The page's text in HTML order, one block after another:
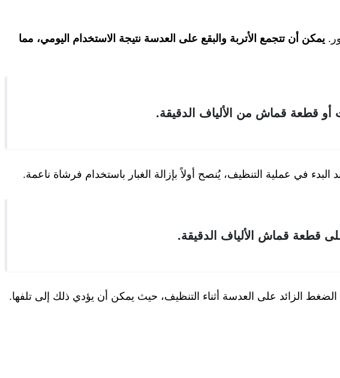
يمكن أن تتجمع الأتربة والبقع على العدسة نتيجة الاستخدام اليومي، مما
قطعة قماش من الألياف الدقيقة.
في عملية التنظيف، يُنصح أولاً بإزالة الغبار باستخدام فرشاة ناعمة.
قطعة قماش الألياف الدقيقة.
الزائد على العدسة أثناء التنظيف، حيث يمكن أن يؤدي ذلك إلى تلفها.